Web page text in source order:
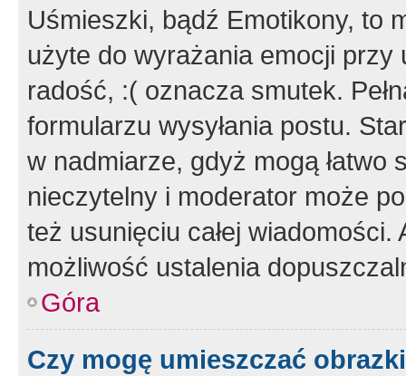
Uśmieszki, bądź Emotikony, to
użyte do wyrażania emocji
radość, :( oznacza smutek.
formularzu wysyłania postu.
w nadmiarze, gdyż mogą
nieczytelny i moderator może
też usunięciu całej
możliwość ustalenia
Góra
Czy mogę umieszczać